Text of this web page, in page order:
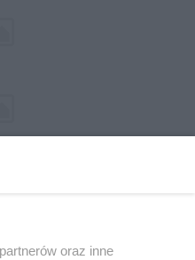
oraz inne